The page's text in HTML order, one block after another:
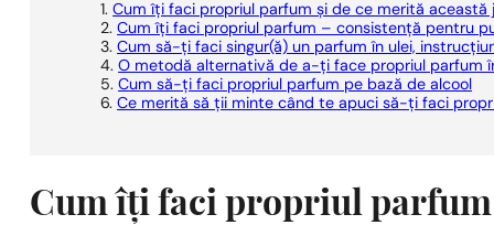
Cum îți faci propriul parfum și de ce merită această
Cum îți faci propriul parfum – consistență pentru
Cum să-ți faci singur(ă) un parfum în ulei,
O metodă alternativă de a-ți face propriul parfum
Cum să-ți faci propriul parfum pe bază de alcool
Ce merită să ții minte când te apuci să-ți faci
Cum îți faci propriul parfum